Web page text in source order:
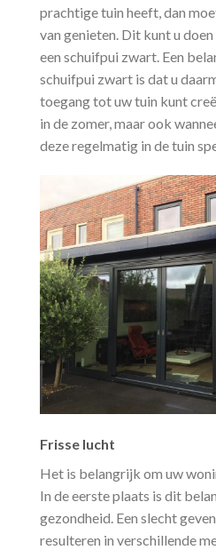
prachtige tuin heeft, dan
van genieten. Dit kunt u
een schuifpui zwart. Een
schuifpui zwart is dat u
toegang tot uw tuin kunt
in de zomer, maar ook
deze regelmatig in de tuin
Frisse lucht
Het is belangrijk om uw
In de eerste plaats is dit
gezondheid. Een slecht
resulteren in verschillende